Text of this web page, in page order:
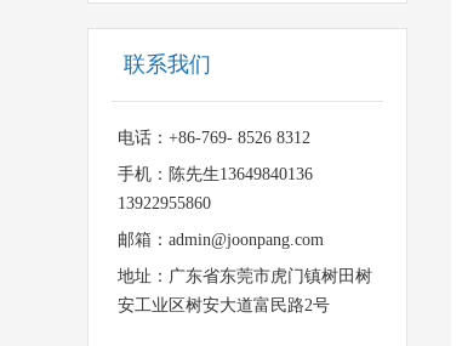
联系我们
电话：+86-769- 8526 8312
手机：陈先生13649840136
13922955860
邮箱：admin@joonpang.com
地址：广东省东莞市虎门镇树田树
安工业区树安大道富民路2号